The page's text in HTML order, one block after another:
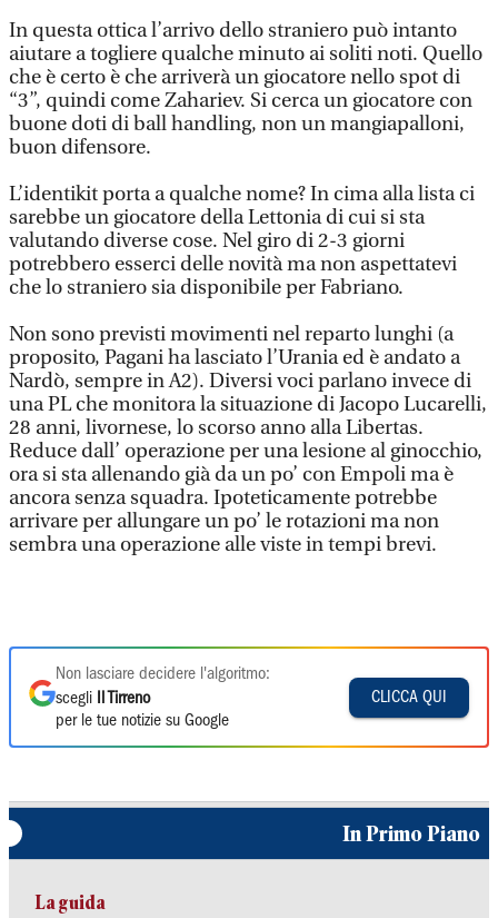
In questa ottica l’arrivo dello straniero può intanto
aiutare a togliere qualche minuto ai soliti noti. Quello
che è certo è che arriverà un giocatore nello spot di
“3”, quindi come Zahariev. Si cerca un giocatore con
buone doti di ball handling, non un mangiapalloni,
buon difensore.
L’identikit porta a qualche nome? In cima alla lista ci
sarebbe un giocatore della Lettonia di cui si sta
valutando diverse cose. Nel giro di 2-3 giorni
potrebbero esserci delle novità ma non aspettatevi
che lo straniero sia disponibile per Fabriano.
Non sono previsti movimenti nel reparto lunghi (a
proposito, Pagani ha lasciato l’Urania ed è andato a
Nardò, sempre in A2). Diversi voci parlano invece di
una PL che monitora la situazione di Jacopo Lucarelli,
28 anni, livornese, lo scorso anno alla Libertas.
Reduce dall’ operazione per una lesione al ginocchio,
ora si sta allenando già da un po’ con Empoli ma è
ancora senza squadra. Ipoteticamente potrebbe
arrivare per allungare un po’ le rotazioni ma non
sembra una operazione alle viste in tempi brevi.
Non lasciare decidere l'algoritmo:
scegli
Il Tirreno
per le tue notizie su Google
CLICCA QUI
In Primo Piano
La guida